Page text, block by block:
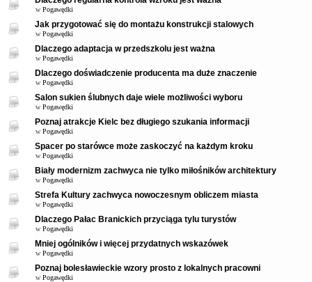
w Pogawędki
Jak przygotować się do montażu konstrukcji stalowych
w Pogawędki
Dlaczego adaptacja w przedszkolu jest ważna
w Pogawędki
Dlaczego doświadczenie producenta ma duże znaczenie
w Pogawędki
Salon sukien ślubnych daje wiele możliwości wyboru
w Pogawędki
Poznaj atrakcje Kielc bez długiego szukania informacji
w Pogawędki
Spacer po starówce może zaskoczyć na każdym kroku
w Pogawędki
Biały modernizm zachwyca nie tylko miłośników architektury
w Pogawędki
Strefa Kultury zachwyca nowoczesnym obliczem miasta
w Pogawędki
Dlaczego Pałac Branickich przyciąga tylu turystów
w Pogawędki
Mniej ogólników i więcej przydatnych wskazówek
w Pogawędki
Poznaj bolesławieckie wzory prosto z lokalnych pracowni
w Pogawędki